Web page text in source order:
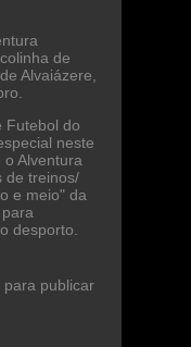
de
Alvaiázere,
Futebol do
neste
o Alventura
de treinos/
e meio" da
desporto.
às
para publicar